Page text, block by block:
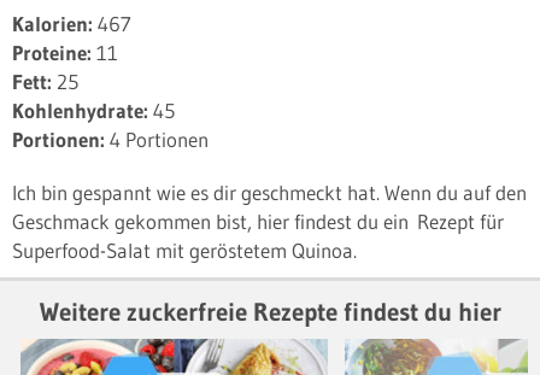
Kalorien: 467
Proteine: 11
Fett: 25
Kohlenhydrate: 45
Portionen: 4 Portionen
Ich bin gespannt wie es dir geschmeckt hat. Wenn du auf den
Geschmack gekommen bist, hier findest du ein Rezept für
Superfood-Salat mit geröstetem Quinoa.
Weitere zuckerfreie Rezepte findest du hier